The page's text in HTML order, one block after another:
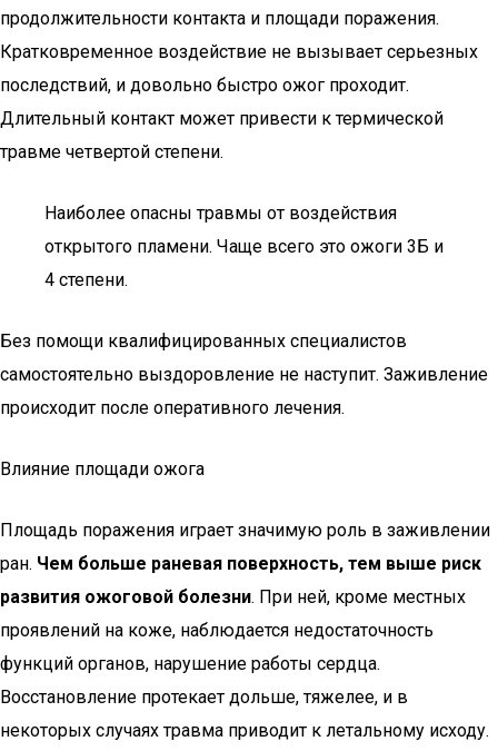
продолжительности контакта и площади поражения.
Кратковременное воздействие не вызывает серьезных
последствий, и довольно быстро ожог проходит.
Длительный контакт может привести к термической
травме четвертой степени.
Наиболее опасны травмы от воздействия
открытого пламени. Чаще всего это ожоги 3Б и
4 степени.
Без помощи квалифицированных специалистов
самостоятельно выздоровление не наступит. Заживление
происходит после оперативного лечения.
Влияние площади ожога
Площадь поражения играет значимую роль в заживлении
ран. Чем больше раневая поверхность, тем выше риск
развития ожоговой болезни. При ней, кроме местных
проявлений на коже, наблюдается недостаточность
функций органов, нарушение работы сердца.
Восстановление протекает дольше, тяжелее, и в
некоторых случаях травма приводит к летальному исходу.